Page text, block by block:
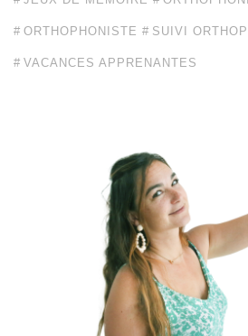
ORTHOPHONISTE SUIVI
VACANCES APPRENANTES